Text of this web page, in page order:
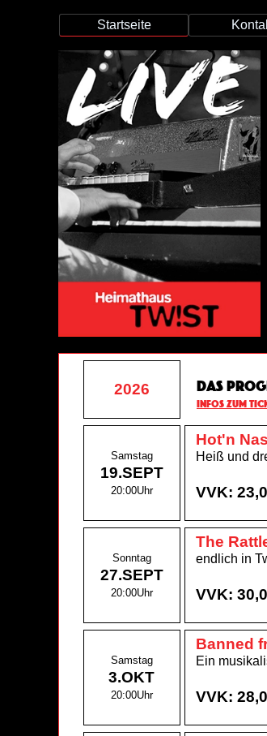
Startseite
2026 Das
Infos zum
Samstag
19.SEPT
20:00Uhr
Hot'n
Heiß und
VVK:
Sonntag
27.SEPT
20:00Uhr
The
endlich in
VVK:
Samstag
3.OKT
20:00Uhr
Banned
Ein
VVK: